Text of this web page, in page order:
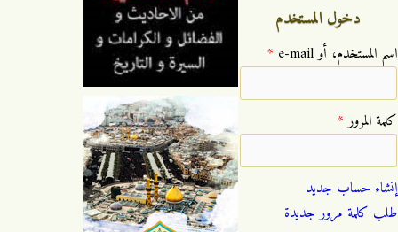
دخول المستخدم
‏اسم المستخدم، أو e-mail ‏ *
‏كلمة المرور ‏*
إنشاء حساب جديد
طلب كلمة مرور جديدة